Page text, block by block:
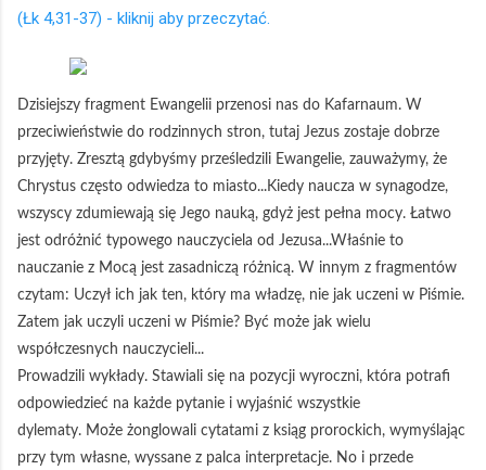
(Łk 4,31-37) - kliknij aby przeczytać.
Dzisiejszy fragment Ewangelii przenosi nas do Kafarnaum. W
przeciwieństwie do rodzinnych stron, tutaj Jezus zostaje dobrze
przyjęty. Zresztą gdybyśmy prześledzili Ewangelie, zauważymy, że
Chrystus często odwiedza to miasto...Kiedy naucza w synagodze,
wszyscy zdumiewają się Jego nauką, gdyż jest pełna mocy. Łatwo
jest odróżnić typowego nauczyciela od Jezusa...Właśnie to
nauczanie z Mocą jest zasadniczą różnicą. W innym z fragmentów
czytam: Uczył ich jak ten, który ma władzę, nie jak uczeni w Piśmie.
Zatem jak uczyli uczeni w Piśmie? Być może jak wielu
współczesnych nauczycieli...
Prowadzili wykłady. Stawiali się na pozycji wyroczni, która potrafi
odpowiedzieć na każde pytanie i wyjaśnić wszystkie
dylematy. Może żonglowali cytatami z ksiąg prorockich, wymyślając
przy tym własne, wyssane z palca interpretacje. No i przede